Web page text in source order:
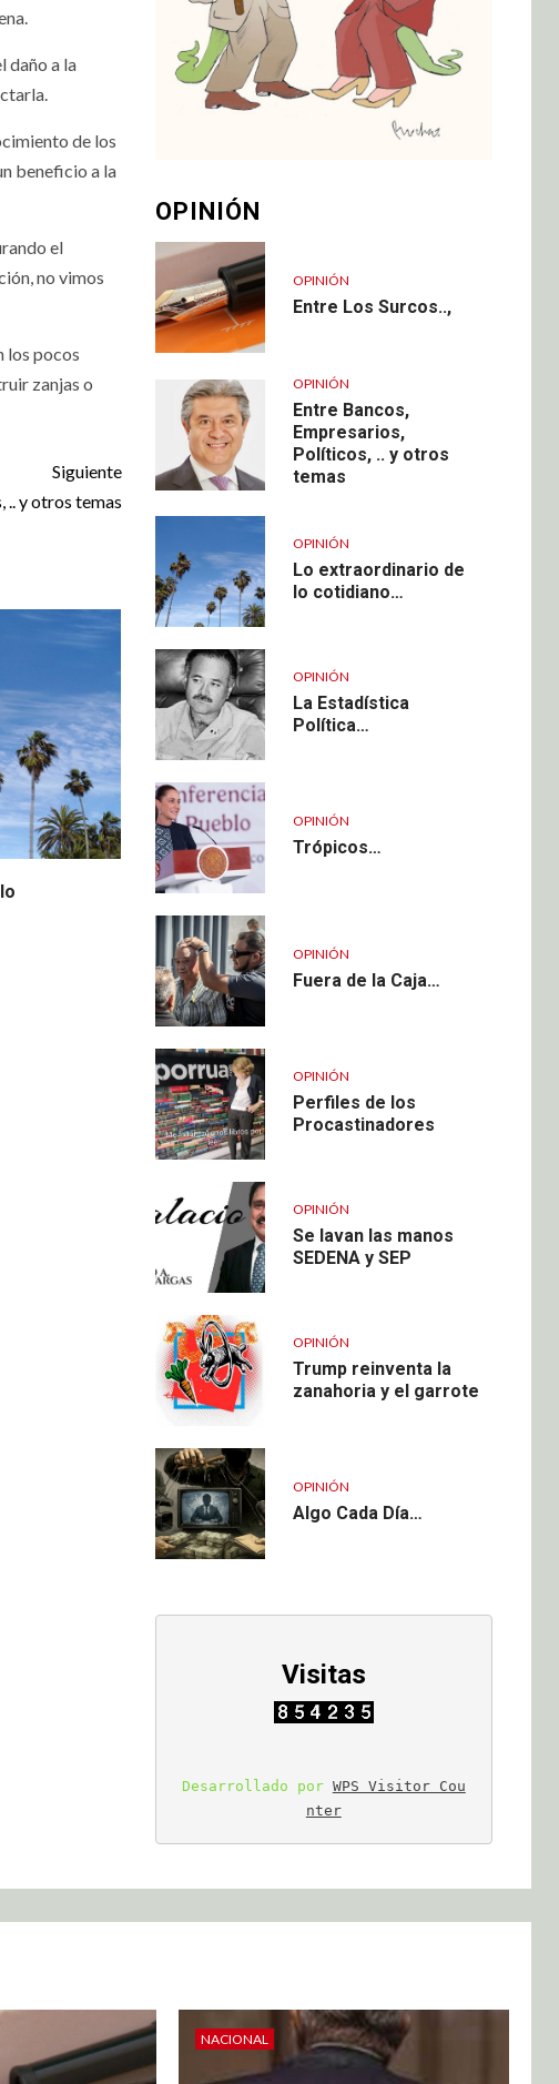
daño a la
de los
beneficio a la
el
no vimos
los pocos
zanjas o
Siguiente
.. y otros temas
OPINIÓN
OPINIÓN
Entre Los Surcos..,
OPINIÓN
Entre Bancos,
Empresarios,
Políticos, .. y otros
temas
OPINIÓN
Lo extraordinario de
lo cotidiano…
OPINIÓN
La Estadística
Política…
OPINIÓN
Trópicos…
OPINIÓN
Fuera de la Caja…
OPINIÓN
Perfiles de los
Procastinadores
OPINIÓN
Se lavan las manos
SEDENA y SEP
OPINIÓN
Trump reinventa la
zanahoria y el garrote
OPINIÓN
Algo Cada Día…
Visitas
Desarrollado por WPS Visitor Cou
nter
NACIONAL